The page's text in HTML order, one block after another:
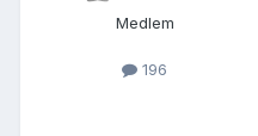
Medlem
196